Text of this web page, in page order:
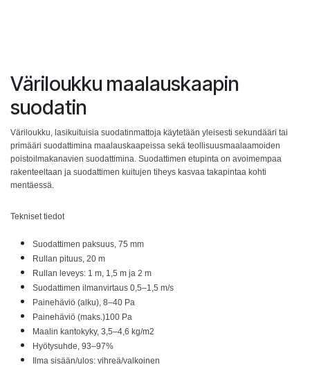
Väriloukku maalauskaapin
suodatin
Väriloukku, lasikuituisia suodatinmattoja käytetään yleisesti sekundääri tai
primääri suodattimina maalauskaapeissa sekä teollisuusmaalaamoiden
poistoilmakanavien suodattimina. Suodattimen etupinta on avoimempaa
rakenteeltaan ja suodattimen kuitujen tiheys kasvaa takapintaa kohti
mentäessä.
Tekniset tiedot
Suodattimen paksuus, 75 mm
Rullan pituus, 20 m
Rullan leveys: 1 m, 1,5 m ja 2 m
Suodattimen ilmanvirtaus 0,5–1,5 m/s
Painehäviö (alku), 8–40 Pa
Painehäviö (maks.)100 Pa
Maalin kantokyky, 3,5–4,6 kg/m2
Hyötysuhde, 93–97%
Ilma sisään/ulos: vihreä/valkoinen